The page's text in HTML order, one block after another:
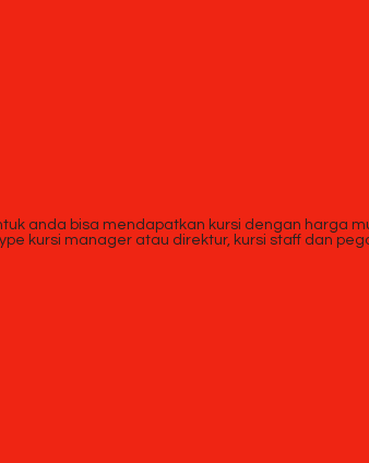
anda bisa mendapatkan kursi dengan harga
kursi manager atau direktur, kursi staff dan